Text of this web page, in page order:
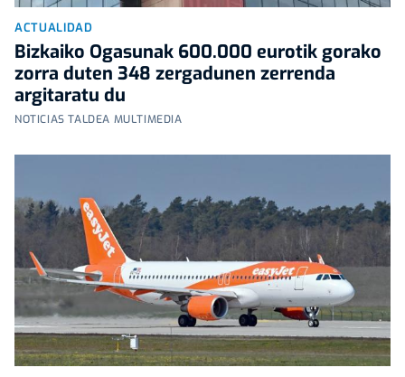
ACTUALIDAD
Bizkaiko Ogasunak 600.000 eurotik gorako
zorra duten 348 zergadunen zerrenda
argitaratu du
NOTICIAS TALDEA MULTIMEDIA